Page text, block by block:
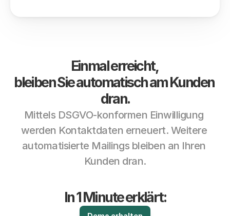
Einmal erreicht,
bleiben Sie automatisch am Kunden
dran.
Mittels DSGVO-konformen Einwilligung
werden Kontaktdaten erneuert. Weitere
automatisierte Mailings bleiben an Ihren
Kunden dran.
In 1 Minute erklärt: